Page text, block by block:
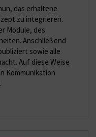
das erhaltene
zu integrieren.
Module, des
Anschließend
sowie alle
Auf diese Weise
Kommunikation